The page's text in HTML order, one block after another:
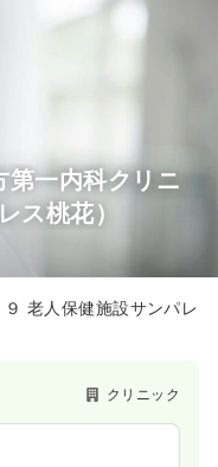
第一内科クリニ
ス桃花）
老人保健施設サンパレ
クリニック